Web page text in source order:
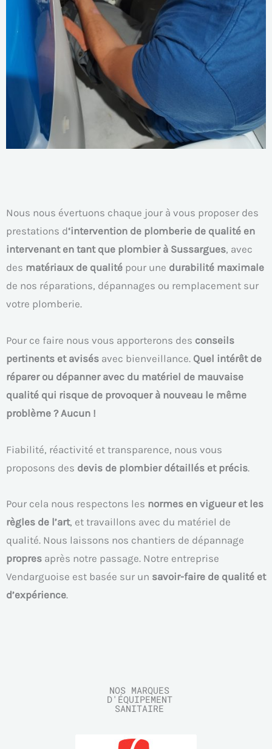
Nous nous évertuons chaque jour à vous proposer des
prestations d‘intervention de plomberie de qualité en
intervenant en tant que plombier à Sussargues, avec
des matériaux de qualité pour une durabilité maximale
de nos réparations, dépannages ou remplacement sur
votre plomberie.
Pour ce faire nous vous apporterons des conseils
pertinents et avisés avec bienveillance. Quel intérêt de
réparer ou dépanner avec du matériel de mauvaise
qualité qui risque de provoquer à nouveau le même
problème ? Aucun !
Fiabilité, réactivité et transparence, nous vous
proposons des devis de plombier détaillés et précis.
Pour cela nous respectons les normes en vigueur et les
règles de l’art, et travaillons avec du matériel de
qualité. Nous laissons nos chantiers de dépannage
propres après notre passage. Notre entreprise
Vendarguoise est basée sur un savoir-faire de qualité et
d’expérience.
NOS MARQUES
D'ÉQUIPEMENT
SANITAIRE